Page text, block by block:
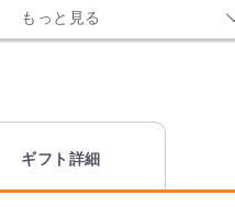
ージカードをお付けしており、
すか？
料無料となっております。
もっと見る
ギフト詳細